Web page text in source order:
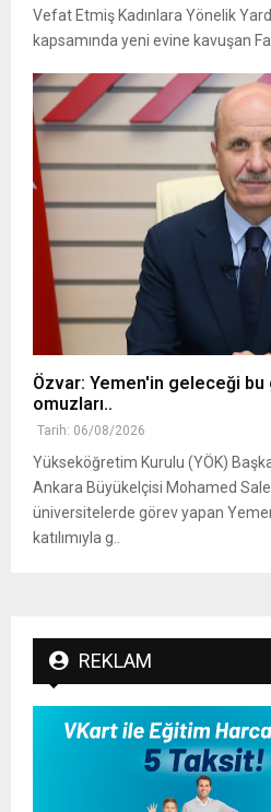
Vefat Etmiş Kadınlara Yönelik
kapsamında yeni evine kavuşan
Özvar: Yemen'in geleceği
omuzları..
Tarih: 06/08/2026
Yükseköğretim Kurulu (YÖK)
Ankara Büyükelçisi Mohamed
üniversitelerde görev yapan
katılımıyla g..
REKLAM